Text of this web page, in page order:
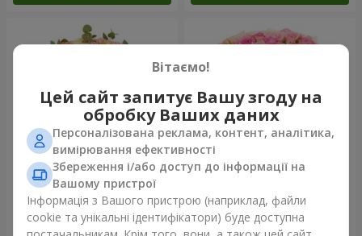
Букет "Nude Perfume"
2 893 грн
Букет "Рожева ніжність"
4 513 грн
Вітаємо!
Цей сайт запитує Вашу згоду на
обробку Ваших даних
Персоналізована реклама, контент, аналітика,
вимірювання ефективності
Збереження і/або доступ до інформації на
Вашому пристрої
Інформація з Вашого пристрою (наприклад, файли
cookie та унікальні ідентифікатори) буде доступна